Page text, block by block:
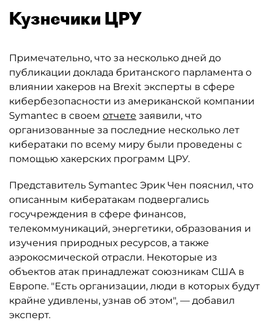
Кузнечики ЦРУ
Примечательно, что за несколько дней до
публикации доклада британского парламента о
влиянии хакеров на Brexit эксперты в сфере
кибербезопасности из американской компании
Symantec в своем отчете заявили, что
организованные за последние несколько лет
кибератаки по всему миру были проведены с
помощью хакерских программ ЦРУ.
Представитель Symantec Эрик Чен пояснил, что
описанным кибератакам подвергались
госучреждения в сфере финансов,
телекоммуникаций, энергетики, образования и
изучения природных ресурсов, а также
аэрокосмической отрасли. Некоторые из
объектов атак принадлежат союзникам США в
Европе. "Есть организации, люди в которых будут
крайне удивлены, узнав об этом", — добавил
эксперт.